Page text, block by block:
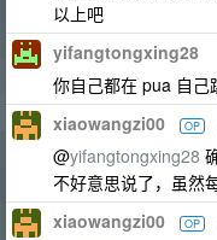
以上吧
yifangtongxing28
你自己都在 pua 自己
xiaowangzi00 OP
@yifangtongxing28
不好意思说了，虽然
xiaowangzi00 OP